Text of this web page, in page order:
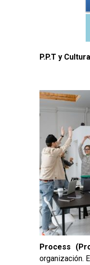
P.P.T y
Process
organización.